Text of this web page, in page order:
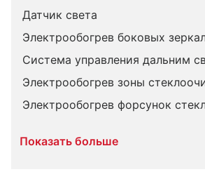
Датчик света
Электрообогрев боковых
Система управления дальним
Электрообогрев зоны
Электрообогрев форсунок
Показать больше